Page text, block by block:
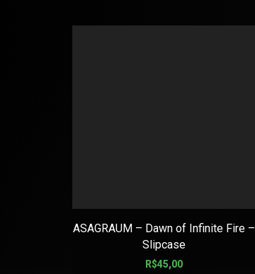
ASAGRAUM – Dawn of Infinite Fire –
Slipcase
R$45,00